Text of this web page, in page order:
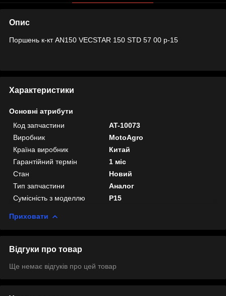
Опис
Поршень к-кт AN150 VECSTAR 150 STD 57 00 p-15
Характеристики
Основні атрибути
Код запчастини
AT-10073
Виробник
MotoAgro
Країна виробник
Китай
Гарантійний термін
1 міс
Стан
Новий
Тип запчастини
Аналог
Сумісність з моделлю
P15
Приховати
Відгуки про товар
Ще немає відгуків про цей товар